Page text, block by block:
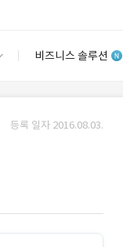
비즈니스 솔루션
안심 코드 케어
등록 일자 2016.08.03.